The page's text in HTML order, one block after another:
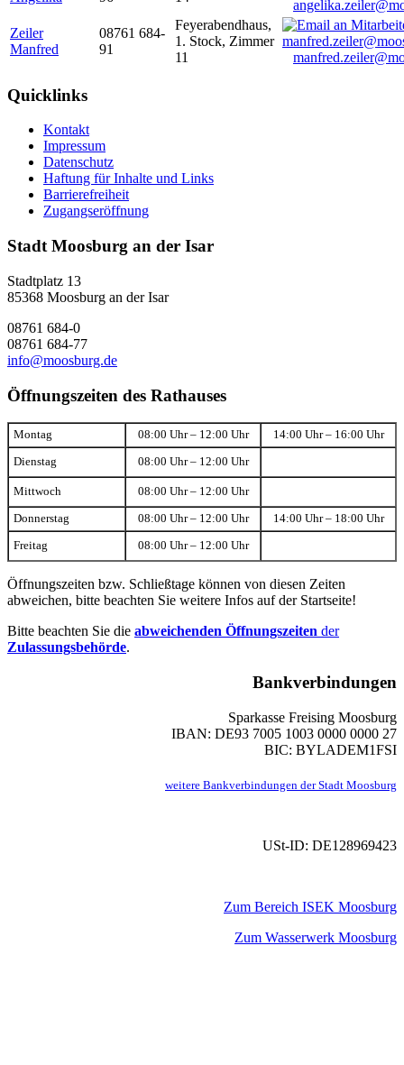
Zeiler
Manfred
08761 684-
91
Feyerabendhaus,
1. Stock, Zimmer
11
Quicklinks
Kontakt
Impressum
Datenschutz
Haftung für Inhalte und Links
Barrierefreiheit
Zugangseröffnung
Stadt Moosburg an der Isar
Stadtplatz 13
85368 Moosburg an der Isar
08761 684-0
08761 684-77
info@moosburg.de
Öffnungszeiten des Rathauses
Montag 08:00 Uhr – 12:00 Uhr 14:00 Uhr – 16:00 Uhr
Dienstag 08:00 Uhr – 12:00 Uhr
Mittwoch 08:00 Uhr – 12:00 Uhr
Donnerstag 08:00 Uhr – 12:00 Uhr 14:00 Uhr – 18:00 Uhr
Freitag 08:00 Uhr – 12:00 Uhr
Öffnungszeiten bzw. Schließtage können von diesen Zeiten
abweichen, bitte beachten Sie weitere Infos auf der Startseite!
Bitte beachten Sie die abweichenden Öffnungszeiten der
Zulassungsbehörde.
Bankverbindungen
Sparkasse Freising Moosburg
IBAN: DE93 7005 1003 0000 0000 27
BIC: BYLADEM1FSI
weitere Bankverbindungen der Stadt Moosburg
USt-ID: DE128969423
Zum Bereich ISEK Moosburg
Zum Wasserwerk Moosburg